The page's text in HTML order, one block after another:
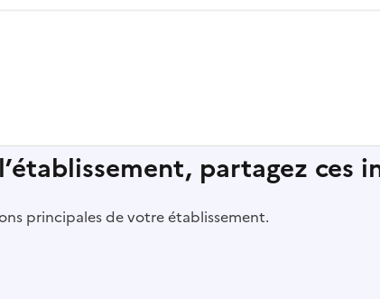
partagez ces
principales de votre établissement.